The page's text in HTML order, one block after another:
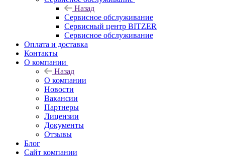
Назад
Сервисное обслуживание
Сервисный центр BITZER
Сервисное обслуживание
Оплата и доставка
Контакты
О компании
Назад
О компании
Новости
Вакансии
Партнеры
Лицензии
Документы
Отзывы
Блог
Сайт компании